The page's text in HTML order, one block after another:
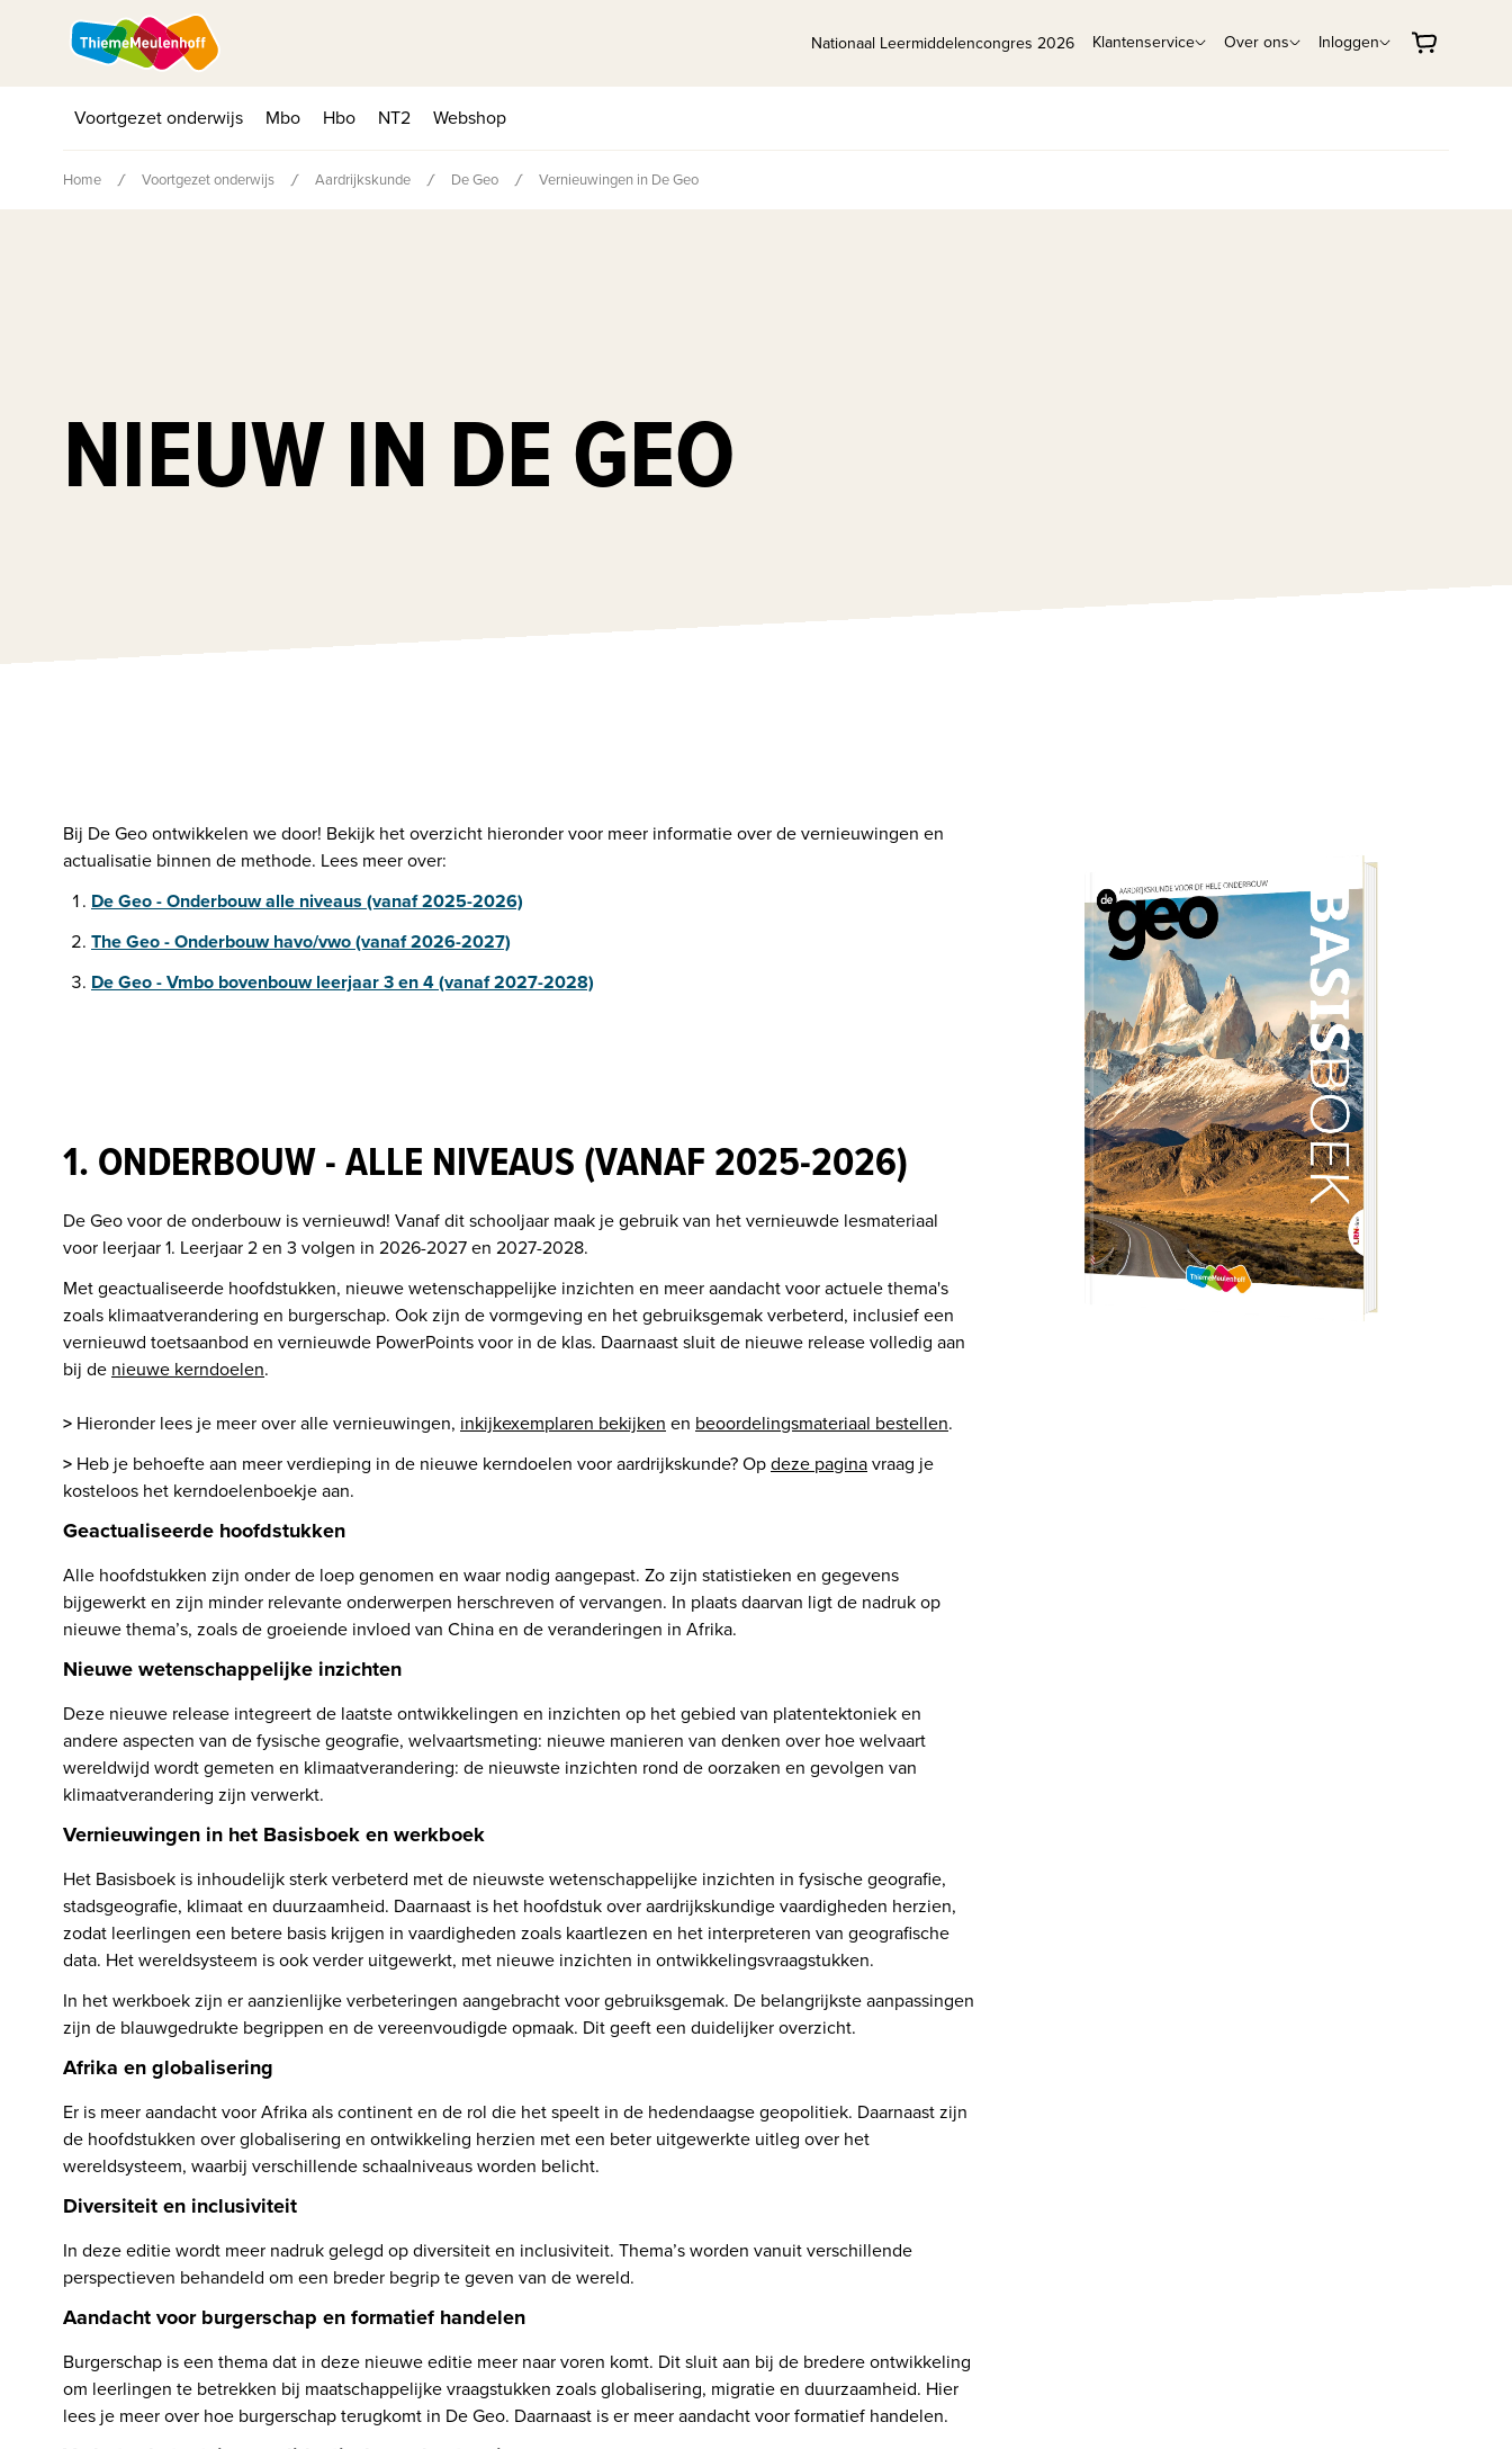
Nationaal Leermiddelencongres 2026 Klantenservice Over ons Inloggen
Voortgezet onderwijs Mbo Hbo NT2 Webshop
Home Voortgezet onderwijs Aardrijkskunde De Geo Vernieuwingen in De Geo
NIEUW IN DE GEO
Bij De Geo ontwikkelen we door! Bekijk het overzicht hieronder voor meer informatie over de vernieuwingen en
actualisatie binnen de methode. Lees meer over:
De Geo - Onderbouw alle niveaus (vanaf 2025-2026)
The Geo - Onderbouw havo/vwo (vanaf 2026-2027)
De Geo - Vmbo bovenbouw leerjaar 3 en 4 (vanaf 2027-2028)
1. ONDERBOUW - ALLE NIVEAUS (VANAF 2025-2026)
De Geo voor de onderbouw is vernieuwd! Vanaf dit schooljaar maak je gebruik van het vernieuwde lesmateriaal
voor leerjaar 1. Leerjaar 2 en 3 volgen in 2026-2027 en 2027-2028.
Met geactualiseerde hoofdstukken, nieuwe wetenschappelijke inzichten en meer aandacht voor actuele thema's
zoals klimaatverandering en burgerschap. Ook zijn de vormgeving en het gebruiksgemak verbeterd, inclusief een
vernieuwd toetsaanbod en vernieuwde PowerPoints voor in de klas. Daarnaast sluit de nieuwe release volledig aan
bij de nieuwe kerndoelen.
> Hieronder lees je meer over alle vernieuwingen, inkijkexemplaren bekijken en beoordelingsmateriaal bestellen.
> Heb je behoefte aan meer verdieping in de nieuwe kerndoelen voor aardrijkskunde? Op deze pagina vraag je
kosteloos het kerndoelenboekje aan.
Geactualiseerde hoofdstukken
Alle hoofdstukken zijn onder de loep genomen en waar nodig aangepast. Zo zijn statistieken en gegevens
bijgewerkt en zijn minder relevante onderwerpen herschreven of vervangen. In plaats daarvan ligt de nadruk op
nieuwe thema’s, zoals de groeiende invloed van China en de veranderingen in Afrika.
Nieuwe wetenschappelijke inzichten
Deze nieuwe release integreert de laatste ontwikkelingen en inzichten op het gebied van platentektoniek en
andere aspecten van de fysische geografie, welvaartsmeting: nieuwe manieren van denken over hoe welvaart
wereldwijd wordt gemeten en klimaatverandering: de nieuwste inzichten rond de oorzaken en gevolgen van
klimaatverandering zijn verwerkt.
Vernieuwingen in het Basisboek en werkboek
Het Basisboek is inhoudelijk sterk verbeterd met de nieuwste wetenschappelijke inzichten in fysische geografie,
stadsgeografie, klimaat en duurzaamheid. Daarnaast is het hoofdstuk over aardrijkskundige vaardigheden herzien,
zodat leerlingen een betere basis krijgen in vaardigheden zoals kaartlezen en het interpreteren van geografische
data. Het wereldsysteem is ook verder uitgewerkt, met nieuwe inzichten in ontwikkelingsvraagstukken.
In het werkboek zijn er aanzienlijke verbeteringen aangebracht voor gebruiksgemak. De belangrijkste aanpassingen
zijn de blauwgedrukte begrippen en de vereenvoudigde opmaak. Dit geeft een duidelijker overzicht.
Afrika en globalisering
Er is meer aandacht voor Afrika als continent en de rol die het speelt in de hedendaagse geopolitiek. Daarnaast zijn
de hoofdstukken over globalisering en ontwikkeling herzien met een beter uitgewerkte uitleg over het
wereldsysteem, waarbij verschillende schaalniveaus worden belicht.
Diversiteit en inclusiviteit
In deze editie wordt meer nadruk gelegd op diversiteit en inclusiviteit. Thema’s worden vanuit verschillende
perspectieven behandeld om een breder begrip te geven van de wereld.
Aandacht voor burgerschap en formatief handelen
Burgerschap is een thema dat in deze nieuwe editie meer naar voren komt. Dit sluit aan bij de bredere ontwikkeling
om leerlingen te betrekken bij maatschappelijke vraagstukken zoals globalisering, migratie en duurzaamheid. Hier